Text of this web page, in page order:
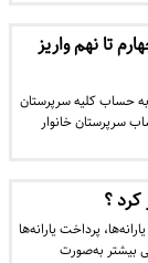
تا نهم واریز
یارانه کمک معیشتی بهمن‌ماه ۱۴۰۲ به حساب کلیه سرپرستان
سرپرستان خانوار
کرد ؟
پرداخت یارانه‌ها
بیشتر به‌صورت